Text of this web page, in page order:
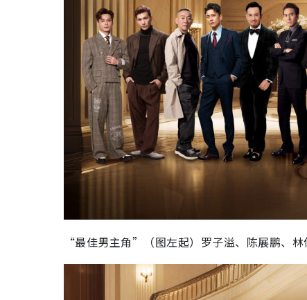
“最佳男主角”（图左起）罗子溢、陈展鹏、